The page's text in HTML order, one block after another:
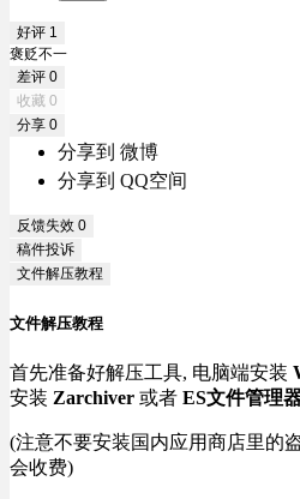
好评 1
褒贬不一
差评 0
收藏 0
分享 0
分享到 微博
分享到 QQ空间
反馈失效 0
稿件投诉
文件解压教程
文件解压教程
首先准备好解压工具, 电脑端安装
安装 Zarchiver 或者 ES文件管理
(注意不要安装国内应用商店里的
会收费)